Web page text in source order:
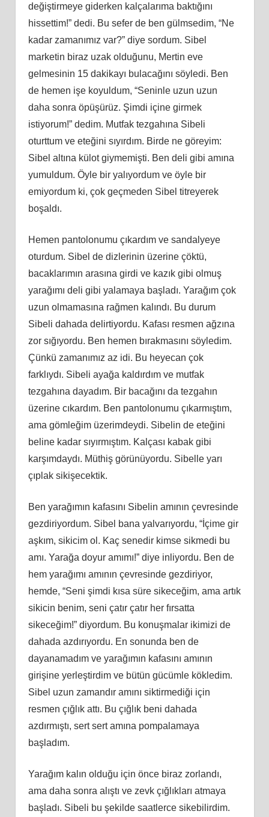
değiştirmeye giderken kalçalarıma baktığını
hissettim!” dedi. Bu sefer de ben gülmsedim, “Ne
kadar zamanımız var?” diye sordum. Sibel
marketin biraz uzak olduğunu, Mertin eve
gelmesinin 15 dakikayı bulacağını söyledi. Ben
de hemen işe koyuldum, “Seninle uzun uzun
daha sonra öpüşürüz. Şimdi içine girmek
istiyorum!” dedim. Mutfak tezgahına Sibeli
oturttum ve eteğini sıyırdım. Birde ne göreyim:
Sibel altına külot giymemişti. Ben deli gibi amına
yumuldum. Öyle bir yalıyordum ve öyle bir
emiyordum ki, çok geçmeden Sibel titreyerek
boşaldı.
Hemen pantolonumu çıkardım ve sandalyeye
oturdum. Sibel de dizlerinin üzerine çöktü,
bacaklarımın arasına girdi ve kazık gibi olmuş
yarağımı deli gibi yalamaya başladı. Yarağım çok
uzun olmamasına rağmen kalındı. Bu durum
Sibeli dahada delirtiyordu. Kafası resmen ağzına
zor sığıyordu. Ben hemen bırakmasını söyledim.
Çünkü zamanımız az idi. Bu heyecan çok
farklıydı. Sibeli ayağa kaldırdım ve mutfak
tezgahına dayadım. Bir bacağını da tezgahın
üzerine cıkardım. Ben pantolonumu çıkarmıştım,
ama gömleğim üzerimdeydi. Sibelin de eteğini
beline kadar sıyırmıştım. Kalçası kabak gibi
karşımdaydı. Müthiş görünüyordu. Sibelle yarı
çıplak sikişecektik.
Ben yarağımın kafasını Sibelin amının çevresinde
gezdiriyordum. Sibel bana yalvarıyordu, “İçime gir
aşkım, sikicim ol. Kaç senedir kimse sikmedi bu
amı. Yarağa doyur amımı!” diye inliyordu. Ben de
hem yarağımı amının çevresinde gezdiriyor,
hemde, “Seni şimdi kısa süre sikeceğim, ama artık
sikicin benim, seni çatır çatır her fırsatta
sikeceğim!” diyordum. Bu konuşmalar ikimizi de
dahada azdırıyordu. En sonunda ben de
dayanamadım ve yarağımın kafasını amının
girişine yerleştirdim ve bütün gücümle kökledim.
Sibel uzun zamandır amını siktirmediği için
resmen çığlık attı. Bu çığlık beni dahada
azdırmıştı, sert sert amına pompalamaya
başladım.
Yarağım kalın olduğu için önce biraz zorlandı,
ama daha sonra alıştı ve zevk çığlıkları atmaya
başladı. Sibeli bu şekilde saatlerce sikebilirdim.